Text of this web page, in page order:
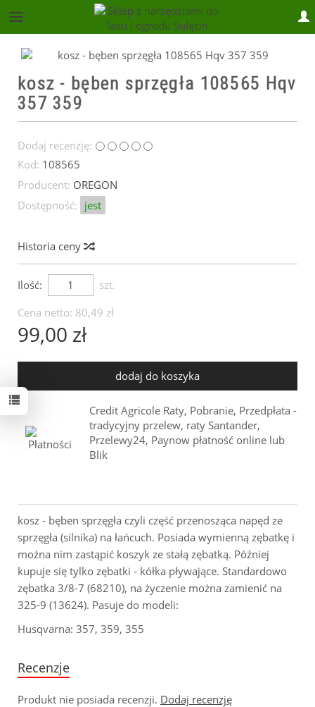
sklep@lasiogrod.pl
kosz - bęben sprzęgła 108565 Hqv
357 359
Dodaj recenzję:
Kod: 108565
Producent: OREGON
Dostępność: jest
Historia ceny
Ilość:
szt.
Cena netto: 80,49 zł
99,00 zł
dodaj do koszyka
Credit Agricole Raty, Pobranie, Przedpłata -
tradycyjny przelew, raty Santander,
Przelewy24, Paynow płatność online lub
Blik
kosz - bęben sprzęgła czyli część przenosząca napęd ze
sprzęgła (silnika) na łańcuch. Posiada wymienną zębatkę i
można nim zastąpić koszyk ze stałą zębatką. Później
kupuje się tylko zębatki - kółka pływające. Standardowo
zębatka 3/8-7 (68210), na życzenie można zamienić na
325-9 (13624). Pasuje do modeli:
Husqvarna: 357, 359, 355
Recenzje
Produkt nie posiada recenzji. Dodaj recenzję